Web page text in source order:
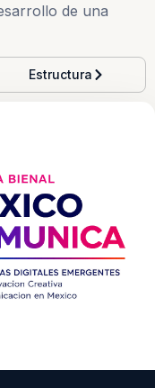
de una
Estructura